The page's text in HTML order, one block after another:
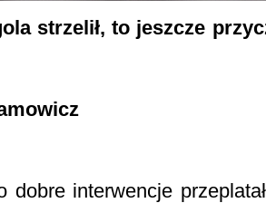
strzelił, to jeszcze
dobre interwencje